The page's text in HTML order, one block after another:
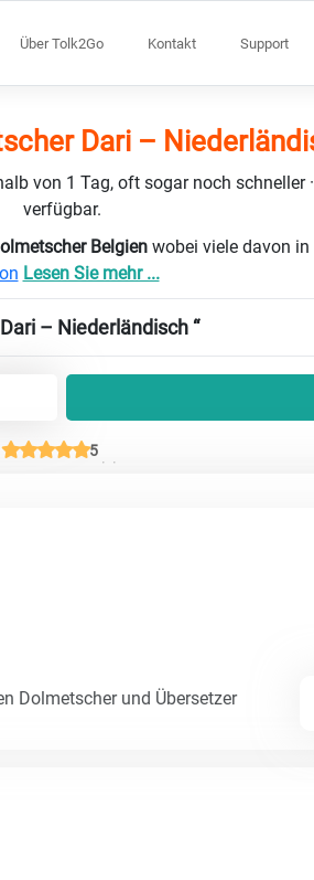
Über Tolk2Go Kontakt Support
Dari –
von 1 Tag, oft sogar noch schneller
verfügbar.
Belgien wobei viele davon in
Lesen Sie mehr ...
– Niederländisch “
5
Dolmetscher und Übersetzer